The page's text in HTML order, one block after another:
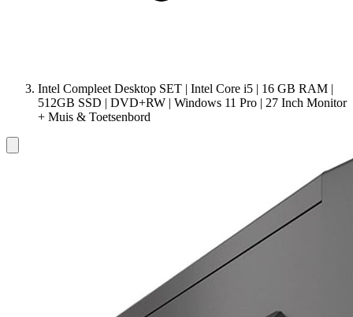
Intel Compleet Desktop SET | Intel Core i5 | 16 GB RAM |
512GB SSD | DVD+RW | Windows 11 Pro | 27 Inch Monitor
+ Muis & Toetsenbord